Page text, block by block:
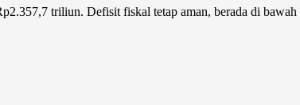
triliun. Defisit fiskal tetap aman, berada di